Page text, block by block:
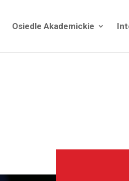
Osiedle Akademickie